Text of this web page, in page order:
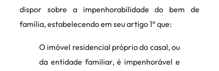
dispor sobre a impenhorabilidade do bem de
família, estabelecendo em seu artigo 1º que:
O imóvel residencial próprio do casal, ou
da entidade familiar, é impenhorável e